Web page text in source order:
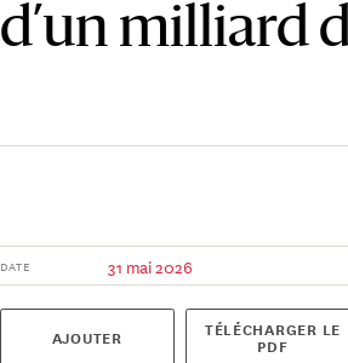
d’un milliard
DATE 31 mai 2026
AJOUTER TÉLÉCHARGER LE
PDF